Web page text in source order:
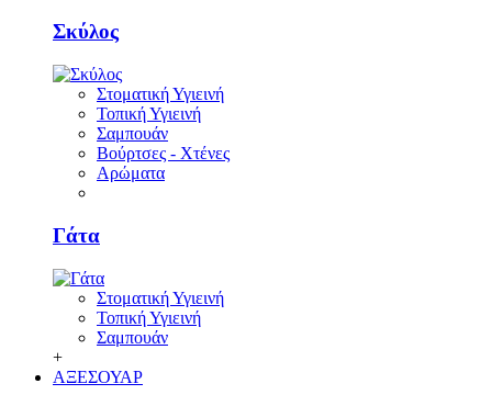
Σκύλος
Στοματική Υγιεινή
Τοπική Υγιεινή
Σαμπουάν
Βούρτσες - Χτένες
Αρώματα
Γάτα
Στοματική Υγιεινή
Τοπική Υγιεινή
Σαμπουάν
+
ΑΞΕΣΟΥΑΡ